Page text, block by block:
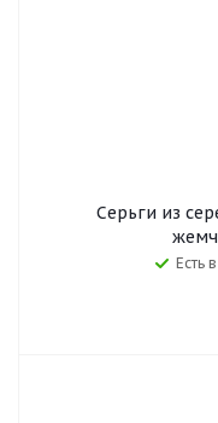
Серьги из
Есть